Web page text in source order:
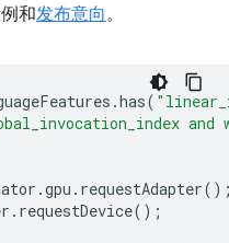
和发布意向。
.has(
.gpu . requestAdapter
. requestDevice();